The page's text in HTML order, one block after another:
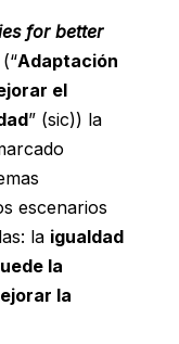
for better
Adaptación
el
” (sic)) la
escenarios
la igualdad
la
la